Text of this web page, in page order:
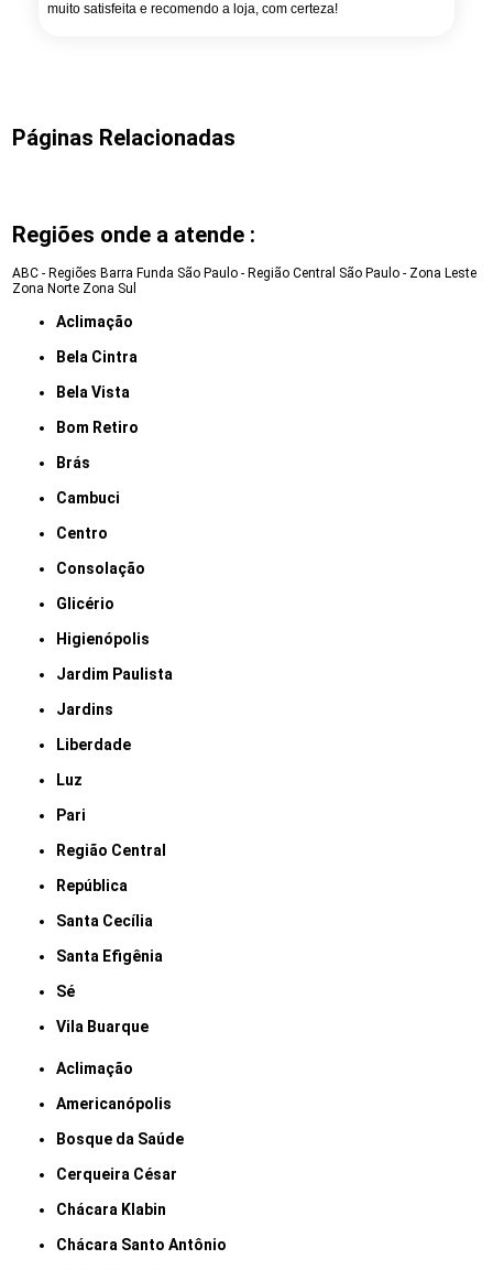
muito satisfeita e recomendo a loja, com certeza!
Páginas Relacionadas
Regiões onde a atende :
ABC - Regiões Barra Funda São Paulo - Região Central São Paulo - Zona Leste
Zona Norte Zona Sul
Aclimação
Bela Cintra
Bela Vista
Bom Retiro
Brás
Cambuci
Centro
Consolação
Glicério
Higienópolis
Jardim Paulista
Jardins
Liberdade
Luz
Pari
Região Central
República
Santa Cecília
Santa Efigênia
Sé
Vila Buarque
Aclimação
Americanópolis
Bosque da Saúde
Cerqueira César
Chácara Klabin
Chácara Santo Antônio